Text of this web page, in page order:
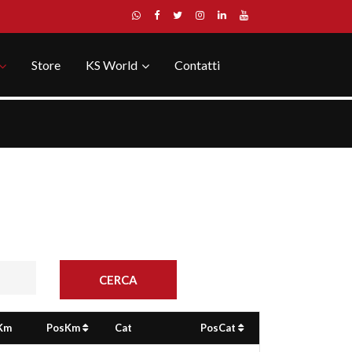
Store KS World Contatti
PosKm Cat PosCat